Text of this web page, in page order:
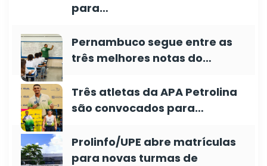
para…
Pernambuco segue entre as
três melhores notas do…
Três atletas da APA Petrolina
são convocados para…
Prolinfo/UPE abre matrículas
para novas turmas de